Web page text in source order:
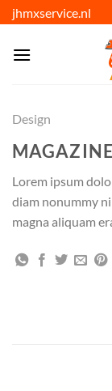
Ga
naar
inhoud
jhmxservice.nl
Design
MAGAZINE
Lorem ipsum
diam nonummy
magna aliquam